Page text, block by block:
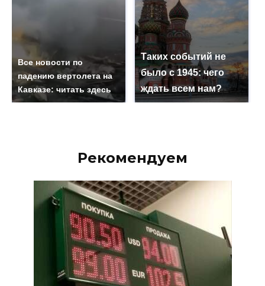
Все новости по
падению вертолета на
Кавказе: читать здесь
Таких событий не
было с 1945: чего
ждать всем нам?
Рекомендуем